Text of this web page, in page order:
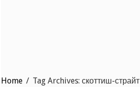
Home / Tag Archives: скоттиш-страйт